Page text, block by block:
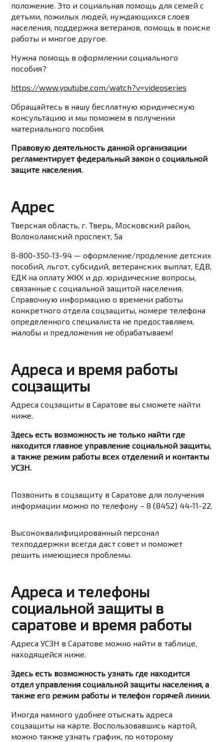
положение. Это и социальная помощь для семей с
детьми, пожилых людей, нуждающихся слоев
населения, поддержка ветеранов, помощь в поиске
работы и многое другое.
Нужна помощь в оформлении социального
пособия?
https://www.youtube.com/watch?v=videoseries
Обращайтесь в нашу бесплатную юридическую
консультацию и мы поможем в получении
материального пособия.
Правовую деятельность данной организации
регламентирует федеральный закон о социальной
защите населения.
Адрес
Тверская область, г. Тверь, Московский район,
Волоколамский проспект, 5а
8-800-350-13-94 — оформление/продление детских
пособий, льгот, субсидий, ветеранских выплат, ЕДВ,
ЕДК на оплату ЖКХ и др. юридические вопросы,
связанные с социальной защитой населения.
Справочную информацию о времени работы
конкретного отдела соцзащиты, номере телефона
определенного специалиста не предоставляем,
жалобы и предложения не обрабатываем!
Адреса и время работы
соцзащиты
Адреса соцзащиты в Саратове вы cможете найти
ниже.
Здесь есть возможность не только найти где
находится главное управление социальной защиты,
а также режим работы всех отделений и контакты
УСЗН.
Позвонить в соцзащиту в Саратове для получения
информации можно по телефону – 8 (8452) 44-11-22.
Высококвалифицированный персонал
техподдержки всегда даст совет и поможет
решить имеющиеся проблемы.
Адреса и телефоны
социальной защиты в
саратове и время работы
Адреса УСЗН в Саратове можно найти в таблице,
находящейся ниже.
Здесь есть возможность узнать где находится
отдел управления социальной защиты населения, а
также его режим работы и телефон горячей линии.
Иногда намного удобнее отыскать адреса
соцзащиты на карте. Воспользовавшись картой,
можно также узнать график, по которому